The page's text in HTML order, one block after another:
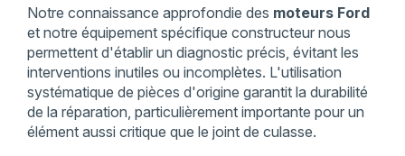
Notre connaissance approfondie des moteurs Ford
et notre équipement spécifique constructeur nous
permettent d'établir un diagnostic précis, évitant les
interventions inutiles ou incomplètes. L'utilisation
systématique de pièces d'origine garantit la durabilité
de la réparation, particulièrement importante pour un
élément aussi critique que le joint de culasse.